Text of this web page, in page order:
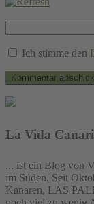
Ich stimme den
La Vida
... ist ein Blog von
im Süden. Seit
Kanaren, LAS